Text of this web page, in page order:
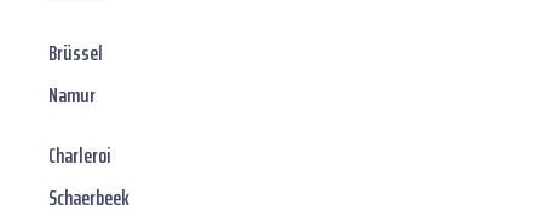
Brüssel
Namur
Charleroi
Schaerbeek